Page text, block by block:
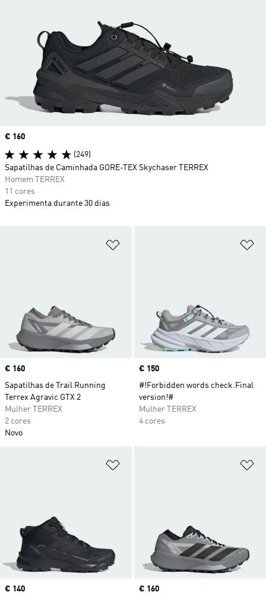
Price
€ 160
Sapatilhas de Trail Running
Terrex Agravic GTX 2
Mulher TERREX
2 cores
Novo
Price
€ 150
#!Forbidden words check.Final
version!#
Mulher TERREX
4 cores
Price
€ 140 Price
€ 160
Price
€ 160
(249)
Sapatilhas de Caminhada GORE-TEX Skychaser TERREX
Homem TERREX
11 cores
Experimenta durante 30 dias